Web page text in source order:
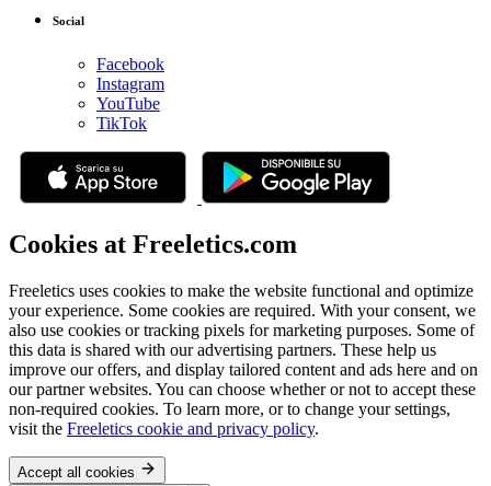
Social
Facebook
Instagram
YouTube
TikTok
Cookies at Freeletics.com
Freeletics uses cookies to make the website functional and optimize
your experience. Some cookies are required. With your consent, we
also use cookies or tracking pixels for marketing purposes. Some of
this data is shared with our advertising partners. These help us
improve our offers, and display tailored content and ads here and on
our partner websites. You can choose whether or not to accept these
non-required cookies. To learn more, or to change your settings,
visit the Freeletics cookie and privacy policy.
Accept all cookies